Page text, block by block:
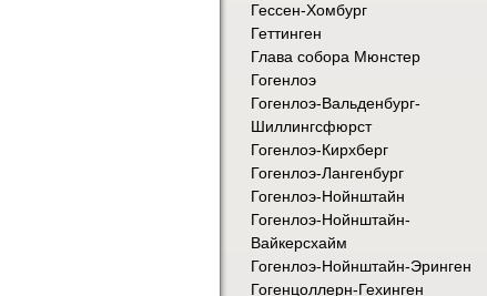
Гессен-Хомбург
Геттинген
Глава собора Мюнстер
Гогенлоэ
Гогенлоэ-Вальденбург-
Шиллингсфюрст
Гогенлоэ-Кирхберг
Гогенлоэ-Лангенбург
Гогенлоэ-Нойнштайн
Гогенлоэ-Нойнштайн-
Вайкерсхайм
Гогенлоэ-Нойнштайн-Эринген
Гогенцоллерн-Гехинген